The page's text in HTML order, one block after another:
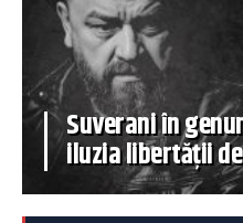
Suverani în
iluzia libertății